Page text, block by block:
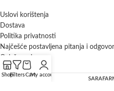
Uslovi korištenja
Dostava
Politika privatnosti
Najčešće postavljena pitanja i
Oglašavanje
ShopFiltersCartMy account